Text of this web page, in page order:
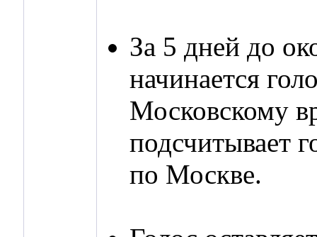
За 5 дней до
начинается
Московскому
подсчитывает
по Москве.